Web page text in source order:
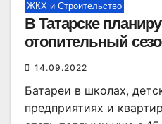
ЖКХ и Строительство
В Татарске
отопительный
14.09.2022
Батареи в школах,
предприятиях и